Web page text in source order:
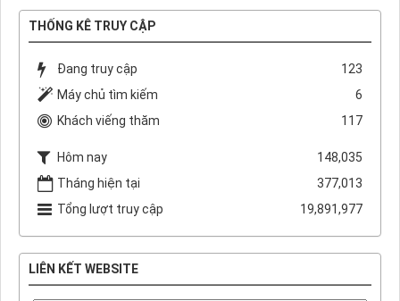
THỐNG KÊ TRUY CẬP
Đang truy cập
123
Máy chủ tìm kiếm
6
Khách viếng thăm
117
Hôm nay
148,035
Tháng hiện tại
377,013
Tổng lượt truy cập
19,891,977
LIÊN KẾT WEBSITE